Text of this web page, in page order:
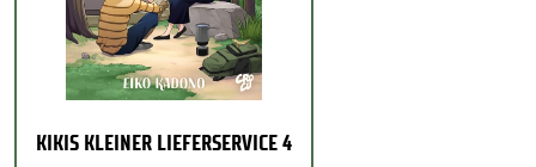
KIKIS KLEINER LIEFERSERVICE 4